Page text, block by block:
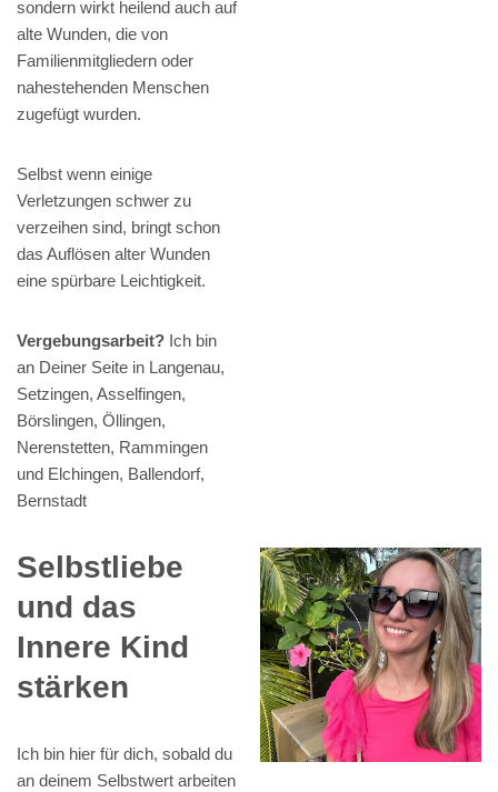
sondern wirkt heilend auch auf
alte Wunden, die von
Familienmitgliedern oder
nahestehenden Menschen
zugefügt wurden.
Selbst wenn einige
Verletzungen schwer zu
verzeihen sind, bringt schon
das Auflösen alter Wunden
eine spürbare Leichtigkeit.
Vergebungsarbeit? Ich bin
an Deiner Seite in Langenau,
Setzingen, Asselfingen,
Börslingen, Öllingen,
Nerenstetten, Rammingen
und Elchingen, Ballendorf,
Bernstadt
Selbstliebe
und das
Innere Kind
stärken
Ich bin hier für dich, sobald du
an deinem Selbstwert arbeiten